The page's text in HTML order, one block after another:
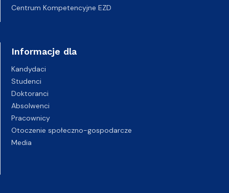
Centrum Kompetencyjne EZD
Informacje dla
Kandydaci
Studenci
Doktoranci
Absolwenci
Pracownicy
Otoczenie społeczno-gospodarcze
Media